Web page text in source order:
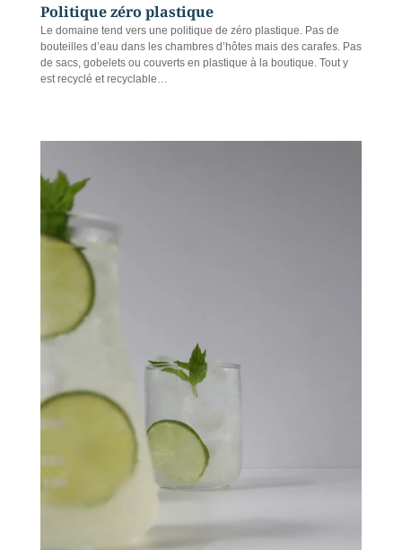
Politique zéro plastique
Le domaine tend vers une politique de zéro plastique. Pas de
bouteilles d’eau dans les chambres d’hôtes mais des carafes. Pas
de sacs, gobelets ou couverts en plastique à la boutique. Tout y
est recyclé et recyclable…